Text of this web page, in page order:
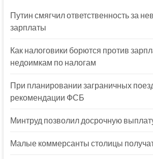
Путин смягчил ответственность за
зарплаты
Как налоговики борются против
недоимкам по налогам
При планировании заграничных
рекомендации ФСБ
Минтруд позволил досрочную
Малые коммерсанты столицы